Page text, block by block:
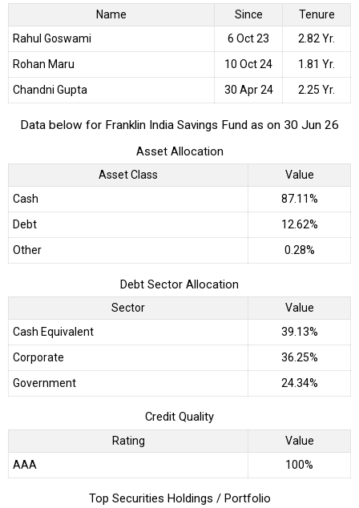
Name Since
Tenure
Rahul Goswami
6 Oct 23
2.82 Yr.
Rohan Maru
10 Oct 24
1.81 Yr.
Chandni Gupta
30 Apr 24 2.25 Yr.
Data below for Franklin India Savings Fund as on 30 Jun 26
Asset Allocation
Asset Class
Value
Cash
87.11%
Debt
12.62%
Other
0.28%
Debt Sector Allocation
Sector
Value
Cash Equivalent
39.13%
Corporate
36.25%
Government
24.34%
Credit Quality
Rating
Value
AAA
100%
Top Securities Holdings / Portfolio